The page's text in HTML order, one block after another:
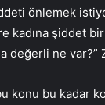
önlemek
kadına şiddet bir
değerli ne var?”
konu bu kadar